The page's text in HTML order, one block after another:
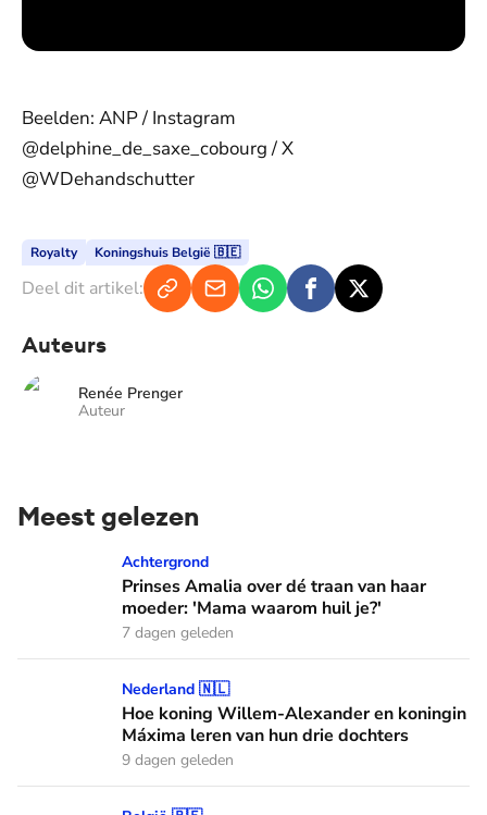
Beelden: ANP / Instagram
@delphine_de_saxe_cobourg / X
@WDehandschutter
Royalty Koningshuis België 🇧🇪
Deel dit artikel:
Auteurs
Renée Prenger
Auteur
Meest gelezen
Prinses Amalia over dé traan van haar moeder: 'Mama
Achtergrond
Prinses Amalia over dé traan van haar
moeder: 'Mama waarom huil je?'
7 dagen geleden
Hoe koning Willem-Alexander en koningin Máxima leren
Nederland 🇳🇱
Hoe koning Willem-Alexander en koningin
Máxima leren van hun drie dochters
9 dagen geleden